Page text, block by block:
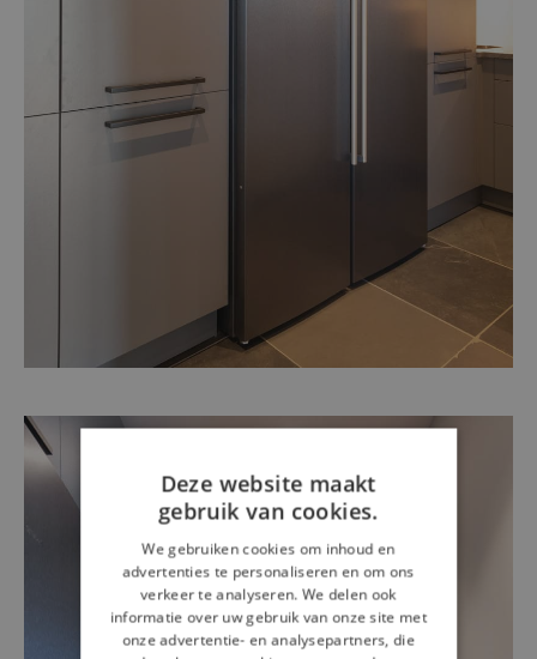
Deze website maakt
gebruik van cookies.
We gebruiken cookies om inhoud en
advertenties te personaliseren en om ons
verkeer te analyseren. We delen ook
informatie over uw gebruik van onze site met
onze advertentie- en analysepartners, die